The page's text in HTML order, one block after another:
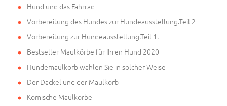
Hund und das Fahrrad
Vorbereitung des Hundes zur Hundeausstellung.Teil 2
Vorbereitung zur Hundeausstellung.Teil 1.
Bestseller Maulkörbe für Ihren Hund 2020
Hundemaulkorb wählen Sie in solcher Weise
Der Dackel und der Maulkorb
Komische Maulkörbe